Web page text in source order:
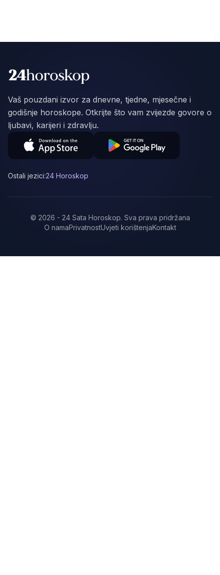
Vaš pouzdani izvor za dnevne, tjedne, mjesečne i
godišnje horoskope. Otkrijte što vam zvijezde govore o
ljubavi, karijeri i zdravlju.
Ostali jezici:24 Horoskop
© 2026 - 24 Sata Horoskop. Sva prava pridržana
O namaPrivatnostUvjeti korištenjaKontakt